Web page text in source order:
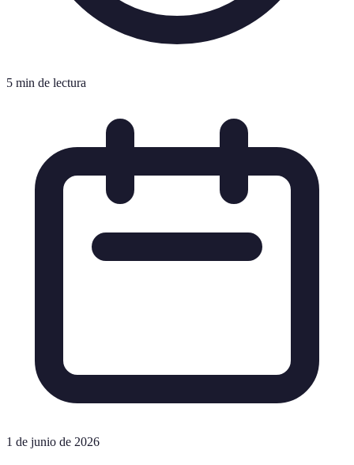
5 min de lectura
1 de junio de 2026